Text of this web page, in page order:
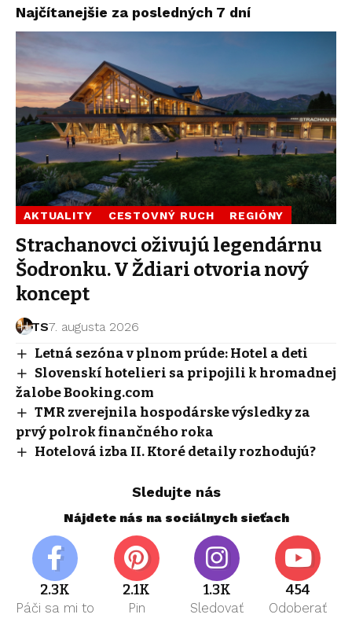
Najčítanejšie za posledných 7 dní
AKTUALITY CESTOVNÝ RUCH REGIÓNY
Strachanovci oživujú legendárnu
Šodronku. V Ždiari otvoria nový
koncept
TS7. augusta 2026
Letná sezóna v plnom prúde: Hotel a deti
Slovenskí hotelieri sa pripojili k hromadnej
žalobe Booking.com
TMR zverejnila hospodárske výsledky za
prvý polrok finančného roka
Hotelová izba II. Ktoré detaily rozhodujú?
Sledujte nás
Nájdete nás na sociálnych sieťach
2.3K
Páči sa mi to
2.1K
Pin
1.3K
Sledovať
454
Odoberať